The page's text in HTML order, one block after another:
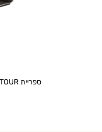
ספריית CONTOUR נירוסטה מוברשת